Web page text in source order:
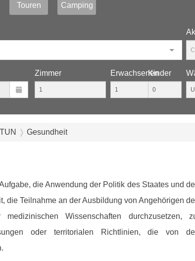
Touren Camping
Zimmer ErwachsenenKinder
Gesundheit
die Anwendung der Politik des Staates und
die Teilnahme an der Ausbildung von Angehörigen
Wissenschaften durchzusetzen,
oder territorialen Richtlinien, die von